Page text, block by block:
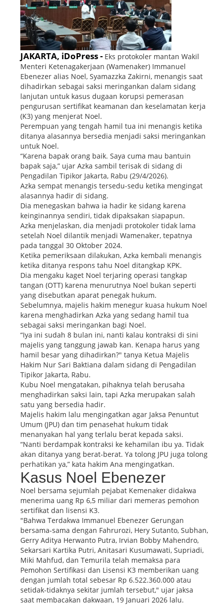
JAKARTA, iDoPress - Eks protokoler mantan Wakil
Menteri Ketenagakerjaan (Wamenaker) Immanuel
Ebenezer alias Noel, Syamazzka Zakirni, menangis saat
dihadirkan sebagai saksi meringankan dalam sidang
lanjutan untuk kasus dugaan korupsi pemerasan
pengurusan sertifikat keamanan dan keselamatan kerja
(K3) yang menjerat Noel.
Perempuan yang tengah hamil tua ini menangis ketika
ditanya alasannya bersedia menjadi saksi meringankan
untuk Noel.
“Karena bapak orang baik. Saya cuma mau bantuin
bapak saja,” ujar Azka sambil terisak di sidang di
Pengadilan Tipikor Jakarta, Rabu (29/4/2026).
Azka sempat menangis tersedu-sedu ketika mengingat
alasannya hadir di sidang.
Dia menegaskan bahwa ia hadir ke sidang karena
keinginannya sendiri, tidak dipaksakan siapapun.
Azka menjelaskan, dia menjadi protokoler tidak lama
setelah Noel dilantik menjadi Wamenaker, tepatnya
pada tanggal 30 Oktober 2024.
Ketika pemeriksaan dilakukan, Azka kembali menangis
ketika ditanya respons tahu Noel ditangkap KPK.
Dia mengaku kaget Noel terjaring operasi tangkap
tangan (OTT) karena menurutnya Noel bukan seperti
yang disebutkan aparat penegak hukum.
Sebelumnya, majelis hakim menegur kuasa hukum Noel
karena menghadirkan Azka yang sedang hamil tua
sebagai saksi meringankan bagi Noel.
“Iya ini sudah 8 bulan ini, nanti kalau kontraksi di sini
majelis yang tanggung jawab kan. Kenapa harus yang
hamil besar yang dihadirkan?" tanya Ketua Majelis
Hakim Nur Sari Baktiana dalam sidang di Pengadilan
Tipikor Jakarta, Rabu.
Kubu Noel mengatakan, pihaknya telah berusaha
menghadirkan saksi lain, tapi Azka merupakan salah
satu yang bersedia hadir.
Majelis hakim lalu mengingatkan agar Jaksa Penuntut
Umum (JPU) dan tim penasehat hukum tidak
menanyakan hal yang terlalu berat kepada saksi.
“Nanti berdampak kontraksi ke kehamilan ibu ya. Tidak
akan ditanya yang berat-berat. Ya tolong JPU juga tolong
perhatikan ya,” kata hakim Ana mengingatkan.
Kasus Noel Ebenezer
Noel bersama sejumlah pejabat Kemenaker didakwa
menerima uang Rp 6,5 miliar dari memeras pemohon
sertifikat dan lisensi K3.
"Bahwa Terdakwa Immanuel Ebenezer Gerungan
bersama-sama dengan Fahrurozi, Hery Sutanto, Subhan,
Gerry Aditya Herwanto Putra, Irvian Bobby Mahendro,
Sekarsari Kartika Putri, Anitasari Kusumawati, Supriadi,
Miki Mahfud, dan Temurila telah memaksa para
Pemohon Sertifikasi dan Lisensi K3 memberikan uang
dengan jumlah total sebesar Rp 6.522.360.000 atau
setidak-tidaknya sekitar jumlah tersebut," ujar jaksa
saat membacakan dakwaan, 19 Januari 2026 lalu.